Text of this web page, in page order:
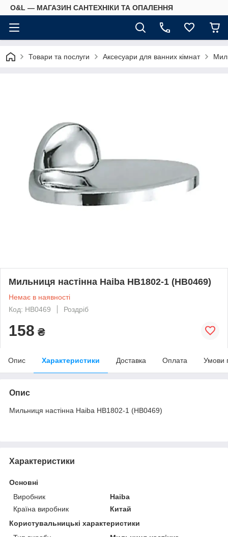
O&L — МАГАЗИН САНТЕХНІКИ ТА ОПАЛЕННЯ
Товари та послуги Аксесуари для ванних кімнат
Мильниця настінна Haiba HB1802-1 (HB0469)
Немає в наявності
Код: HB0469
Роздріб
158 ₴
Опис Характеристики Доставка Оплата Умови
Опис
Мильниця настінна Haiba HB1802-1 (HB0469)
Характеристики
Основні
Виробник
Haiba
Країна виробник
Китай
Користувальницькі характеристики